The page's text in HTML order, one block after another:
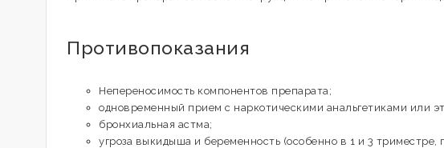
Противопоказания
Непереносимость компонентов препарата;
одновременный прием с наркотическими анальгетиками или
бронхиальная астма;
угроза выкидыша и беременность (особенно в 1 и 3